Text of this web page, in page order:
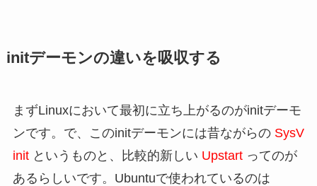
initデーモンの違いを吸収する
まずLinuxにおいて最初に立ち上がるのがinitデーモ
ンです。で、このinitデーモンには昔ながらの SysV
initというものと、比較的新しい Upstartってのが
あるらしいです。Ubuntuで使われているのは